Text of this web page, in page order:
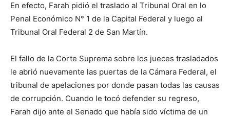
En efecto, Farah pidió el traslado al Tribunal Oral en lo
Penal Económico N° 1 de la Capital Federal y luego al
Tribunal Oral Federal 2 de San Martín.
El fallo de la Corte Suprema sobre los jueces trasladados
le abrió nuevamente las puertas de la Cámara Federal, el
tribunal de apelaciones por donde pasan todas las causas
de corrupción. Cuando le tocó defender su regreso,
Farah dijo ante el Senado que había sido víctima de un